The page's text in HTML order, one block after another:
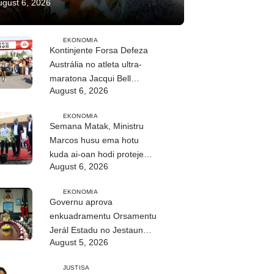
6, 2026
EKONOMIA
Kontinjente Forsa Defeza
Austrália no atleta ultra-
maratona Jacqui Bell
partisipa DIM 2026
August 6, 2026
EKONOMIA
Semana Matak, Ministru
Marcos husu ema hotu
kuda ai-oan hodi proteje
biodiversidade
August 6, 2026
EKONOMIA
Governu aprova
enkuadramentu Orsamentu
Jerál Estadu no Jestaun
Finanseira Públika
August 5, 2026
JUSTISA